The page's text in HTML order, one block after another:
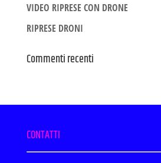
VIDEO RIPRESE CON DRONE
RIPRESE DRONI
Commenti recenti
CONTATTI